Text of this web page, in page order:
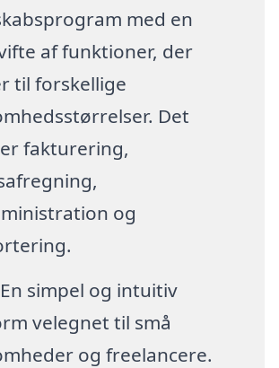
med en
af funktioner, der
til forskellige
Det
fakturering,
og
En simpel og intuitiv
velegnet til små
og freelancere.